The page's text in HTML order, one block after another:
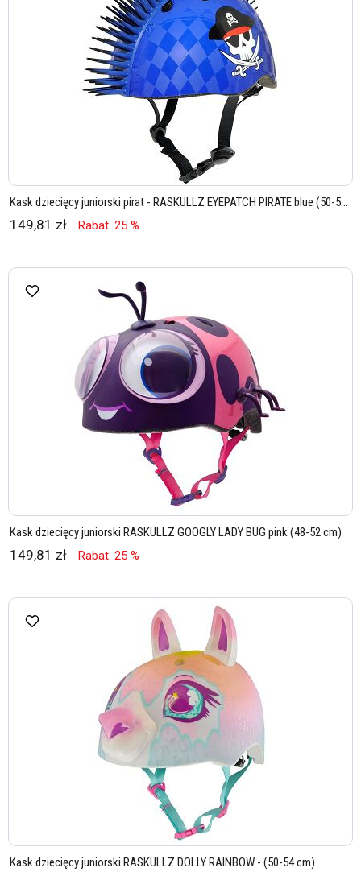
Kask dziecięcy juniorski pirat - RASKULLZ EYEPATCH PIRATE blue (50-5...
149,81 zł Rabat: 25 %
Kask dziecięcy juniorski RASKULLZ GOOGLY LADY BUG pink (48-52 cm)
149,81 zł Rabat: 25 %
Kask dziecięcy juniorski RASKULLZ DOLLY RAINBOW - (50-54 cm)